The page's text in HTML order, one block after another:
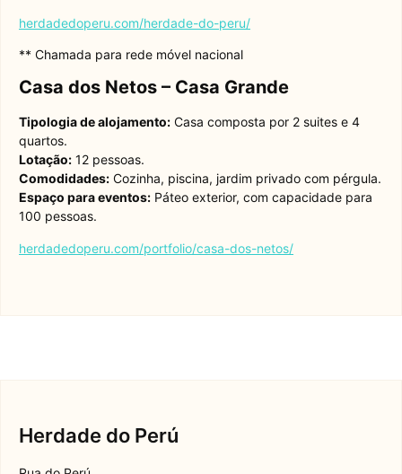
herdadedoperu.com/herdade-do-peru/
** Chamada para rede móvel nacional
Casa dos Netos – Casa Grande
Tipologia de alojamento: Casa composta por 2 suites e 4
quartos.
Lotação: 12 pessoas.
Comodidades: Cozinha, piscina, jardim privado com pérgula.
Espaço para eventos: Páteo exterior, com capacidade para
100 pessoas.
herdadedoperu.com/portfolio/casa-dos-netos/
Herdade do Perú